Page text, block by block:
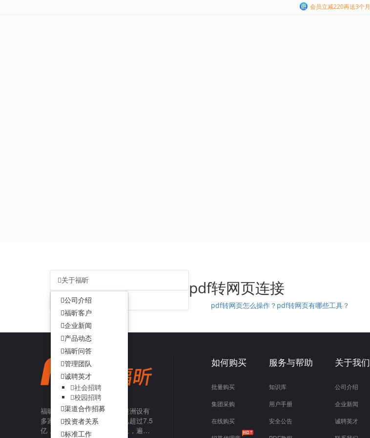
会员立减220再送3个月
关于福昕
公司介绍
福昕客户
企业新闻
产品动态
福昕问答
管理团队
诚聘英才
社会招聘
校园招聘
渠道合作招募
投资者关系
标准工作
客户服务
pdf转网页连接
pdf转网页怎么操作？pdf转网页有哪些工具？
福昕在亚洲、美洲、欧洲和澳洲设有
多家子公司，福昕直接用户已超过7.5
亿，企业客户数达42.5万以上，遍布
如何购买
批量购买
集团采购
在线购买
服务与帮助
知识库
用户手册
安全公告
关于我们
公司介绍
企业新闻
诚聘英才